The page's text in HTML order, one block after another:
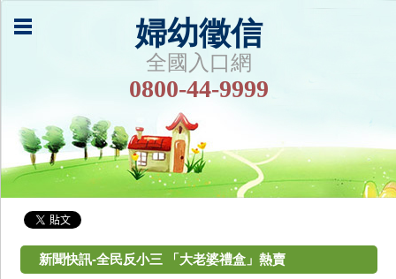
婦幼徵信
全國入口網
0800-44-9999
新聞快訊-全民反小三 「大老婆禮盒」熱賣